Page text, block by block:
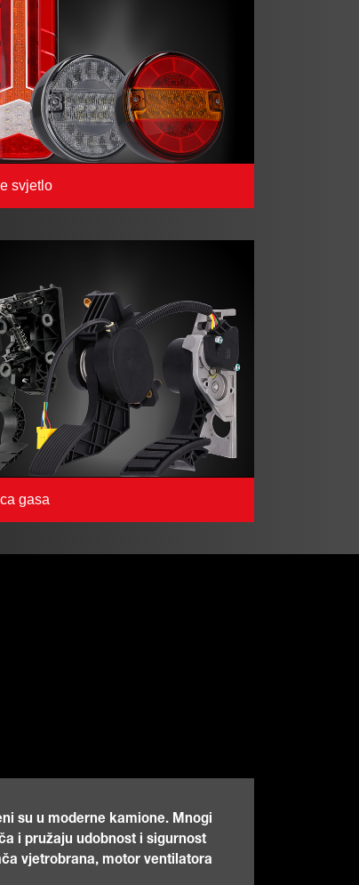
svjetlo
gasa
su u moderne kamione. Mnogi
i pružaju udobnost i sigurnost
vjetrobrana, motor ventilatora